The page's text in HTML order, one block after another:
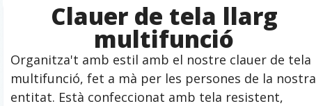
Clauer de tela llarg
multifunció
Organitza't amb estil amb el nostre clauer de tela
multifunció, fet a mà per les persones de la nostra
entitat. Està confeccionat amb tela resistent,